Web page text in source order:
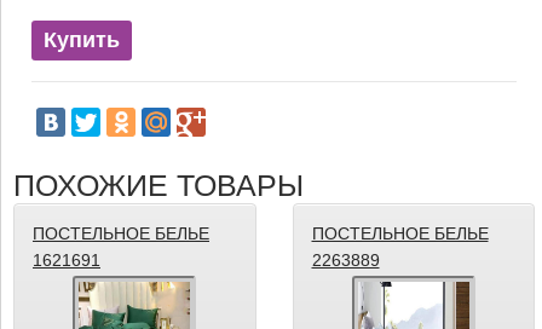
Купить
ПОХОЖИЕ ТОВАРЫ
ПОСТЕЛЬНОЕ БЕЛЬЕ
1621691
ПОСТЕЛЬНОЕ БЕЛЬЕ
2263889